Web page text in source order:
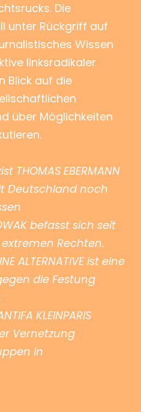
Die
unter Rückgriff auf
Wissen
linksradikaler
Blick auf die
über Möglichkeiten
THOMAS EBERMANN
Deutschland noch
befasst sich seit
Rechten.
ALTERNATIVE ist eine
die Festung
KLEINPARIS
Vernetzung
in